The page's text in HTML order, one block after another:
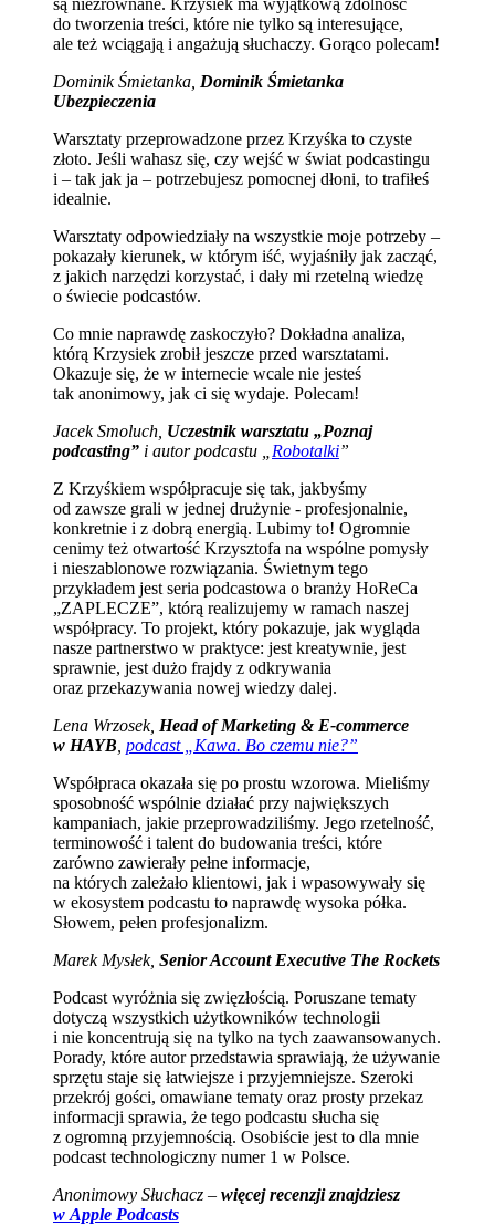
są niezrównane. Krzysiek ma wyjątkową zdolność
do tworzenia treści, które nie tylko są interesujące,
ale też wciągają i angażują słuchaczy. Gorąco polecam!
Dominik Śmietanka, Dominik Śmietanka
Ubezpieczenia
Warsztaty przeprowadzone przez Krzyśka to czyste
złoto. Jeśli wahasz się, czy wejść w świat podcastingu
i – tak jak ja – potrzebujesz pomocnej dłoni, to trafiłeś
idealnie.
Warsztaty odpowiedziały na wszystkie moje potrzeby –
pokazały kierunek, w którym iść, wyjaśniły jak zacząć,
z jakich narzędzi korzystać, i dały mi rzetelną wiedzę
o świecie podcastów.
Co mnie naprawdę zaskoczyło? Dokładna analiza,
którą Krzysiek zrobił jeszcze przed warsztatami.
Okazuje się, że w internecie wcale nie jesteś
tak anonimowy, jak ci się wydaje. Polecam!
Jacek Smoluch, Uczestnik warsztatu „Poznaj
podcasting” i autor podcastu „ Robotalki”
Z Krzyśkiem współpracuje się tak, jakbyśmy
od zawsze grali w jednej drużynie - profesjonalnie,
konkretnie i z dobrą energią. Lubimy to! Ogromnie
cenimy też otwartość Krzysztofa na wspólne pomysły
i nieszablonowe rozwiązania. Świetnym tego
przykładem jest seria podcastowa o branży HoReCa
„ZAPLECZE”, którą realizujemy w ramach naszej
współpracy. To projekt, który pokazuje, jak wygląda
nasze partnerstwo w praktyce: jest kreatywnie, jest
sprawnie, jest dużo frajdy z odkrywania
oraz przekazywania nowej wiedzy dalej.
Lena Wrzosek, Head of Marketing & E-commerce
w HAYB podcast „Kawa. Bo czemu nie?”
Współpraca okazała się po prostu wzorowa. Mieliśmy
sposobność wspólnie działać przy największych
kampaniach, jakie przeprowadziliśmy. Jego rzetelność,
terminowość i talent do budowania treści, które
zarówno zawierały pełne informacje,
na których zależało klientowi, jak i wpasowywały się
w ekosystem podcastu to naprawdę wysoka półka.
Słowem, pełen profesjonalizm.
Marek Mysłek, Senior Account Executive The Rockets
Podcast wyróżnia się zwięzłością. Poruszane tematy
dotyczą wszystkich użytkowników technologii
i nie koncentrują się na tylko na tych zaawansowanych.
Porady, które autor przedstawia sprawiają, że używanie
sprzętu staje się łatwiejsze i przyjemniejsze. Szeroki
przekrój gości, omawiane tematy oraz prosty przekaz
informacji sprawia, że tego podcastu słucha się
z ogromną przyjemnością. Osobiście jest to dla mnie
podcast technologiczny numer 1 w Polsce.
Anonimowy Słuchacz – więcej recenzji znajdziesz
w Apple Podcasts